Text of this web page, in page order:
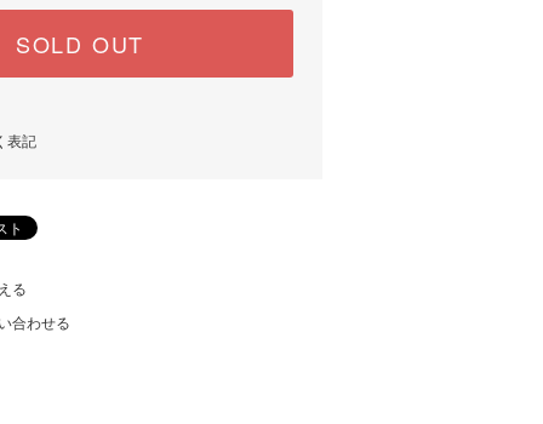
SOLD OUT
表記
る
合わせる